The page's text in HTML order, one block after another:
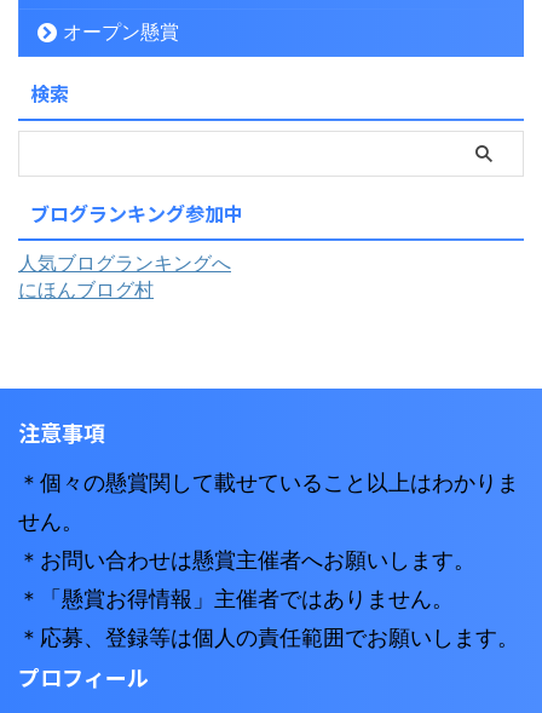
オープン懸賞
検索
ブログランキング参加中
人気ブログランキングへ
にほんブログ村
注意事項
＊個々の懸賞関して載せていること以上はわかりま
せん。
＊お問い合わせは懸賞主催者へお願いします。
＊「懸賞お得情報」主催者ではありません。
＊応募、登録等は個人の責任範囲でお願いします。
プロフィール